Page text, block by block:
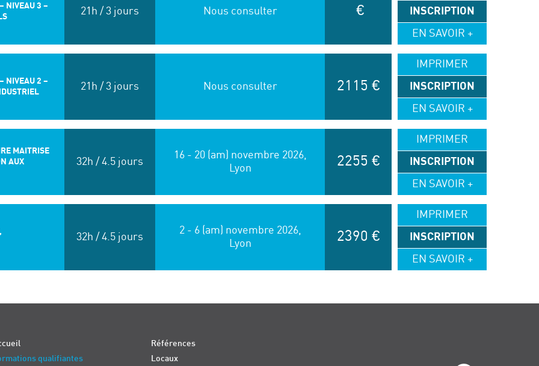
NIVEAU 3 –
21h / 3 jours Nous consulter €
INSCRIPTION
EN SAVOIR +
NIVEAU 2 –
21h / 3 jours Nous consulter 2115 €
IMPRIMER
INSCRIPTION
EN SAVOIR +
MAITRISE
AUX
32h / 4.5 jours
16 - 20 (am) novembre 2026,
Lyon
2255 €
IMPRIMER
INSCRIPTION
EN SAVOIR +
32h / 4.5 jours
2 - 6 (am) novembre 2026,
Lyon
2390 €
IMPRIMER
INSCRIPTION
EN SAVOIR +
qualifiantes
Références
Locaux